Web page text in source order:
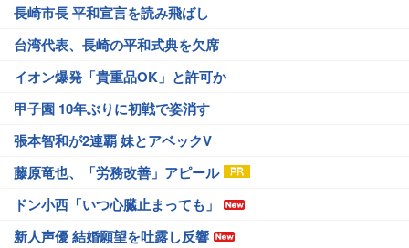
長崎市長 平和宣言を読み飛ばし
台湾代表、長崎の平和式典を欠席
イオン爆発「貴重品OK」と許可か
甲子園 10年ぶりに初戦で姿消す
張本智和が2連覇 妹とアベックV
藤原竜也、「労務改善」アピール
ドン小西「いつ心臓止まっても」
新人声優 結婚願望を吐露し反響